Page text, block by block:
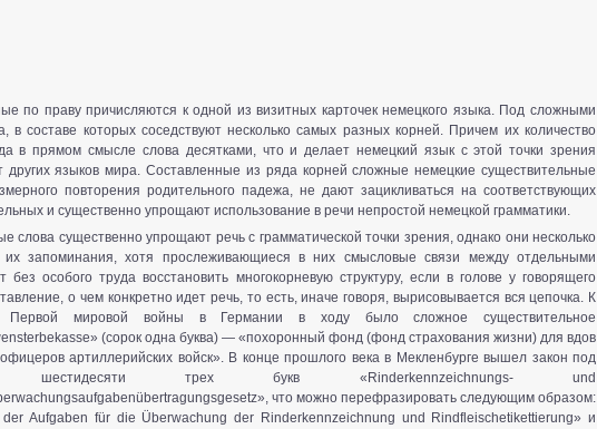
по праву причисляются к одной из визитных карточек немецкого языка. Под сложными
в составе которых соседствуют несколько самых разных корней. Причем их количество
в прямом смысле слова десятками, что и делает немецкий язык с этой точки зрения
языков мира. Составленные из ряда корней сложные немецкие существительные
повторения родительного падежа, не дают зацикливаться на соответствующих
и существенно упрощают использование в речи непростой немецкой грамматики.
слова существенно упрощают речь с грамматической точки зрения, однако они несколько
запоминания, хотя прослеживающиеся в них смысловые связи между отдельными
без особого труда восстановить многокорневую структуру, если в голове у говорящего
о чем конкретно идет речь, то есть, иначе говоря, вырисовывается вся цепочка. К
Первой мировой войны в Германии в ходу было сложное существительное
(сорок одна буква) — «похоронный фонд (фонд страхования жизни) для вдов
артиллерийских войск». В конце прошлого века в Мекленбурге вышел закон под
трех букв «Rinderkennzeichnungs- und
что можно перефразировать следующим образом:
Aufgaben für die Überwachung der Rinderkennzeichnung und Rindfleischetikettierung» и